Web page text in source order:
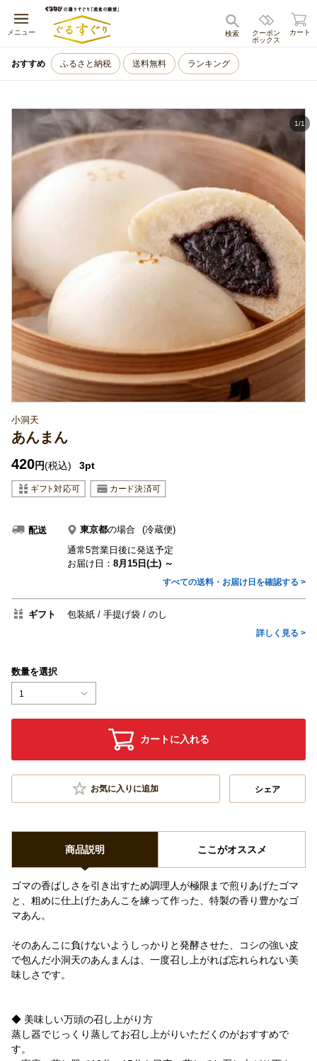
メニュー
キャンセル
クーポン
ボックス
検索 カート
おすすめ ふるさと納税 送料無料 ランキング
1/1
小洞天
あんまん
420円(税込) 3pt
配送 東京都の場合
(冷蔵便)
通常5営業日後に発送予定
お届け日： 8月15日(土) ～
すべての送料・お届け日を確認する >
ギフト 包装紙 手提げ袋 のし
詳しく見る >
数量を選択
1
カートに入れる
お気に入りに追加 シェア
商品説明 ここがオススメ
ゴマの香ばしさを引き出すため調理人が極限まで煎りあげたゴマ
と、粗めに仕上げたあんこを練って作った、特製の香り豊かなゴ
マあん。
そのあんこに負けないようしっかりと発酵させた、コシの強い皮
で包んだ小洞天のあんまんは、一度召し上がれば忘れられない美
味しさです。
◆ 美味しい万頭の召し上がり方
蒸し器でじっくり蒸してお召し上がりいただくのがおすすめで
す。